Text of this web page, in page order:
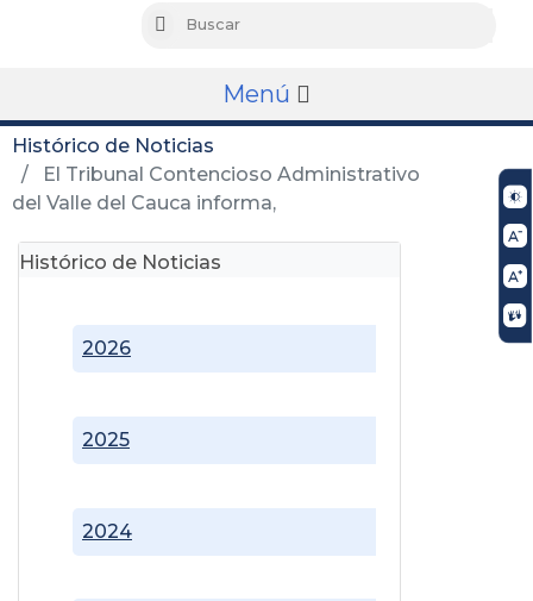
Buscar
Menú
Histórico de Noticias
El Tribunal Contencioso Administrativo
del Valle del Cauca informa,
Histórico de Noticias
2024
2025
2026